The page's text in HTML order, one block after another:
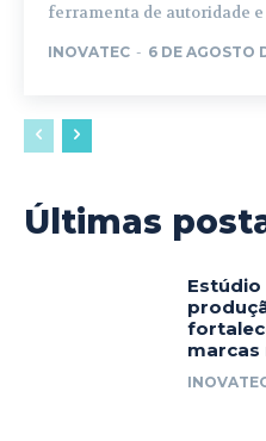
ferramenta de autoridade
INOVATEC - 6 DE AGOSTO
Últimas
Estúdio